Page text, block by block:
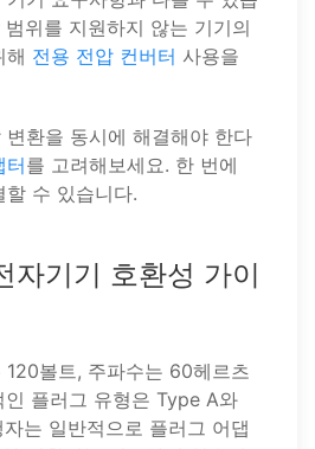
위를 지원하지 않는 기기의
해 전용 전압 컨버터 사용을
환을 동시에 해결해야 한다
터를 고려해보세요. 한 번에
수 있습니다.
자기기 호환성 가이
볼트, 주파수는 60헤르츠
인 플러그 유형은 Type A와
는 일반적으로 플러그 어댑